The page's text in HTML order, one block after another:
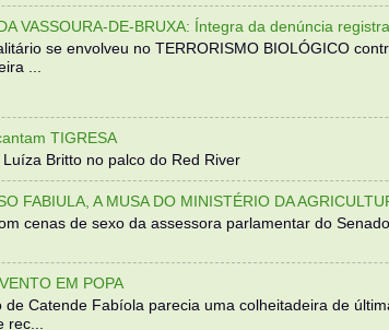
VASSOURA-DE-BRUXA: Íntegra da denúncia
se envolveu no TERRORISMO BIOLÓGICO
...
TIGRESA
Britto no palco do Red River
FABIULA, A MUSA DO MINISTÉRIO DA
cenas de sexo da assessora parlamentar do
EM POPA
de Catende Fabíola parecia uma colheitadeira de